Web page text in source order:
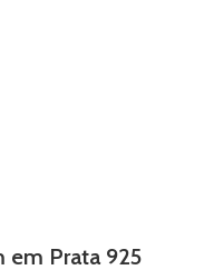
em Prata 925